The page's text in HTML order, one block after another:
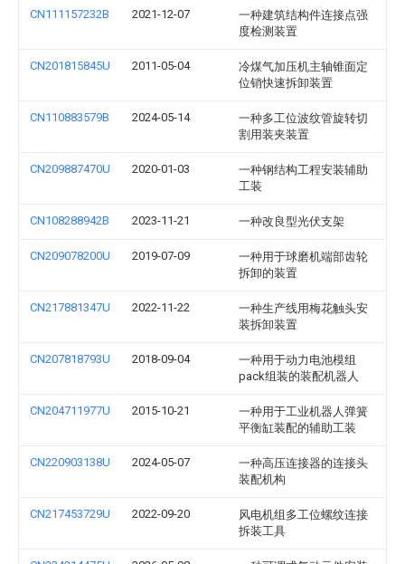
CN111157232B 2021-12-07
一种建筑结构件连接点强
度检测装置
CN201815845U 2011-05-04
冷煤气加压机主轴锥面定
位销快速拆卸装置
CN110883579B 2024-05-14
一种多工位波纹管旋转切
割用装夹装置
CN209887470U 2020-01-03
一种钢结构工程安装辅助
工装
CN108288942B 2023-11-21 一种改良型光伏支架
CN209078200U 2019-07-09
一种用于球磨机端部齿轮
拆卸的装置
CN217881347U 2022-11-22
一种生产线用梅花触头安
装拆卸装置
CN207818793U 2018-09-04
一种用于动力电池模组
pack组装的装配机器人
CN204711977U 2015-10-21
一种用于工业机器人弹簧
平衡缸装配的辅助工装
CN220903138U 2024-05-07
一种高压连接器的连接头
装配机构
CN217453729U 2022-09-20
风电机组多工位螺纹连接
拆装工具